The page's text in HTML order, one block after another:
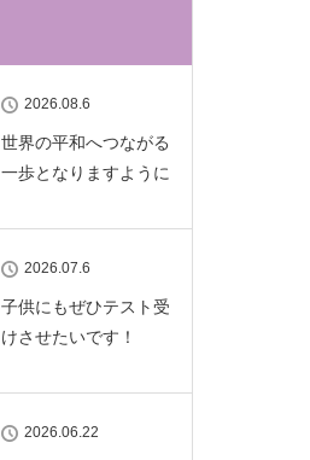
2026.08.6
世界の平和へつながる
一歩となりますように
2026.07.6
子供にもぜひテスト受
けさせたいです！
2026.06.22